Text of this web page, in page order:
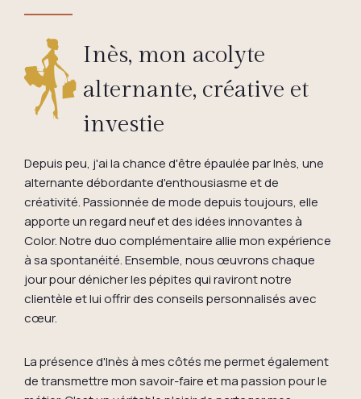
Inès, mon acolyte
alternante, créative et
investie
Depuis peu, j'ai la chance d'être épaulée par Inès, une
alternante débordante d'enthousiasme et de
créativité. Passionnée de mode depuis toujours, elle
apporte un regard neuf et des idées innovantes à
Color. Notre duo complémentaire allie mon expérience
à sa spontanéité. Ensemble, nous œuvrons chaque
jour pour dénicher les pépites qui raviront notre
clientèle et lui offrir des conseils personnalisés avec
cœur.
La présence d'Inès à mes côtés me permet également
de transmettre mon savoir-faire et ma passion pour le